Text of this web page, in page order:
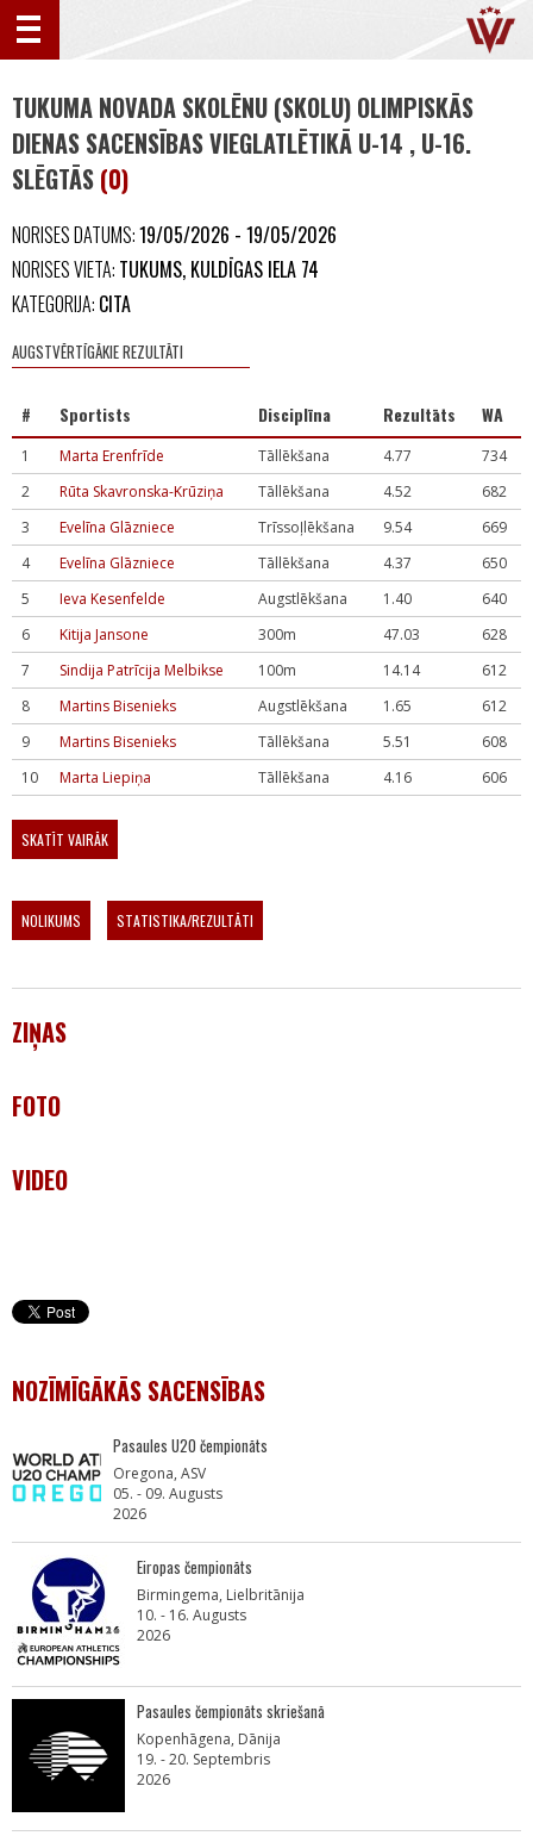
TUKUMA NOVADA SKOLĒNU (SKOLU) OLIMPISKĀS
DIENAS SACENSĪBAS VIEGLATLĒTIKĀ U-14 , U-16.
SLĒGTĀS (0)
NORISES DATUMS:19/05/2026 - 19/05/2026
NORISES VIETA: TUKUMS, KULDĪGAS IELA 74
KATEGORIJA: CITA
AUGSTVĒRTĪGĀKIE REZULTĀTI
# Sportists Disciplīna Rezultāts WA
1 Marta Erenfrīde Tāllēkšana 4.77
734
2
Rūta Skavronska-Krūziņa Tāllēkšana 4.52
682
3
Evelīna Glāzniece Trīssoļlēkšana 9.54
669
4
Evelīna Glāzniece Tāllēkšana 4.37
650
5
Ieva Kesenfelde Augstlēkšana 1.40
640
6
Kitija Jansone 300m 47.03
628
7
Sindija Patrīcija Melbikse 100m 14.14
612
8
Martins Bisenieks Augstlēkšana 1.65
612
9
Martins Bisenieks Tāllēkšana 5.51
608
10
Marta Liepiņa Tāllēkšana 4.16 606
SKATĪT VAIRĀK
NOLIKUMS STATISTIKA/REZULTĀTI
ZIŅAS
FOTO
VIDEO
NOZĪMĪGĀKĀS SACENSĪBAS
Pasaules U20 čempionāts
Oregona, ASV
05. - 09. Augusts
2026
Eiropas čempionāts
Birmingema, Lielbritānija
10. - 16. Augusts
2026
Pasaules čempionāts skriešanā
Kopenhāgena, Dānija
19. - 20. Septembris
2026